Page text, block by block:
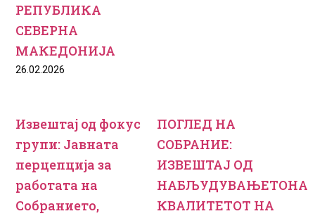
РЕПУБЛИКА
СЕВЕРНА
МАКЕДОНИЈА
26.02.2026
Извештај од фокус
групи: Јавната
перцепција за
работата на
Собранието,
ПОГЛЕД НА
СОБРАНИЕ:
ИЗВЕШТАЈ ОД
НАБЉУДУВАЊЕТОНА
КВАЛИТЕТОТ НА